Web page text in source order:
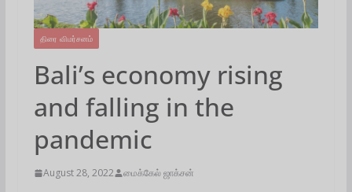
திரை விமர்சனம்
Bali’s economy rising
and falling in the
pandemic
August 28, 2022 மைக்கேல் ஜாக்சன்